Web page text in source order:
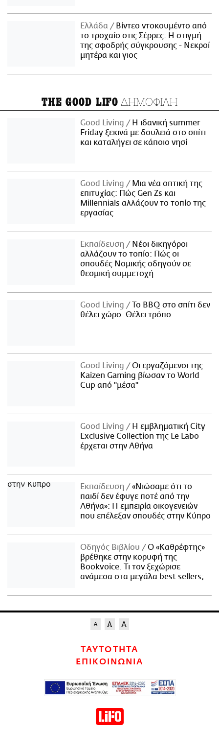
Ελλάδα
Βίντεο ντοκουμέντο από
το τροχαίο στις Σέρρες: Η στιγμή
της σφοδρής σύγκρουσης - Νεκροί
μητέρα και γιος
THE GOOD LIFO ΔΗΜΟΦΙΛΗ
Good Living
Η ιδανική summer
Friday ξεκινά με δουλειά στο σπίτι
και καταλήγει σε κάποιο νησί
Good Living
Μια νέα οπτική της
επιτυχίας: Πώς Gen Zs και
Millennials αλλάζουν το τοπίο της
εργασίας
Εκπαίδευση
Νέοι δικηγόροι
αλλάζουν το τοπίο: Πώς οι
σπουδές Νομικής οδηγούν σε
θεσμική συμμετοχή
Good Living
Το BBQ στο σπίτι δεν
θέλει χώρο. Θέλει τρόπο.
Good Living
Οι εργαζόμενοι της
Kaizen Gaming βίωσαν το World
Cup από "μέσα"
Good Living
Η εμβληματική City
Exclusive Collection της Le Labo
έρχεται στην Αθήνα
Εκπαίδευση
«Νιώσαμε ότι το
παιδί δεν έφυγε ποτέ από την
Αθήνα»: Η εμπειρία οικογενειών
που επέλεξαν σπουδές στην Κύπρο
Οδηγός Βιβλίου
Ο «Καθρέφτης»
βρέθηκε στην κορυφή της
Bookvoice. Τι τον ξεχώρισε
ανάμεσα στα μεγάλα best sellers;
ΤΑΥΤΟΤΗΤΑ
ΕΠΙΚΟΙΝΩΝΙΑ